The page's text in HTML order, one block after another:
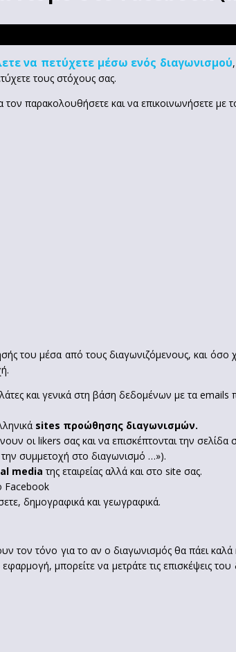
να πετύχετε μέσω ενός διαγωνισμού
τους στόχους σας.
παρακολουθήσετε και να επικοινωνήσετε με
του μέσα από τους διαγωνιζόμενους, και όσο
και γενικά στη βάση δεδομένων με τα emails
sites προώθησης διαγωνισμών.
οι likers σας και να επισκέπτονται την σελίδα
συμμετοχή στο διαγωνισμό …»).
media της εταιρείας αλλά και στο site σας.
Facebook
δημογραφικά και γεωγραφικά.
τον τόνο για το αν ο διαγωνισμός θα πάει καλά
μπορείτε να μετράτε τις επισκέψεις του